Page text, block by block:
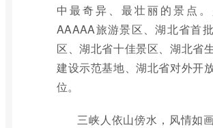
中最奇异、最壮丽的景点
AAAAA旅游景区、湖北省首
区、湖北省十佳景区、湖北省
建设示范基地、湖北省对外开
位。
三峡人依山傍水，风情如